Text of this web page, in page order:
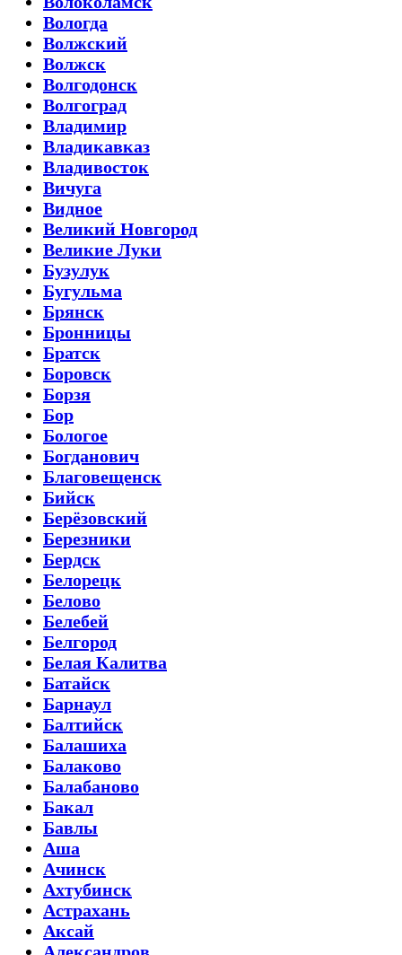
Вологда
Волжский
Волжск
Волгодонск
Волгоград
Владимир
Владикавказ
Владивосток
Вичуга
Видное
Великий Новгород
Великие Луки
Бузулук
Бугульма
Брянск
Бронницы
Братск
Боровск
Борзя
Бор
Бологое
Богданович
Благовещенск
Бийск
Берёзовский
Березники
Бердск
Белорецк
Белово
Белебей
Белгород
Белая Калитва
Батайск
Барнаул
Балтийск
Балашиха
Балаково
Балабаново
Бакал
Бавлы
Аша
Ачинск
Ахтубинск
Астрахань
Аксай
Александров